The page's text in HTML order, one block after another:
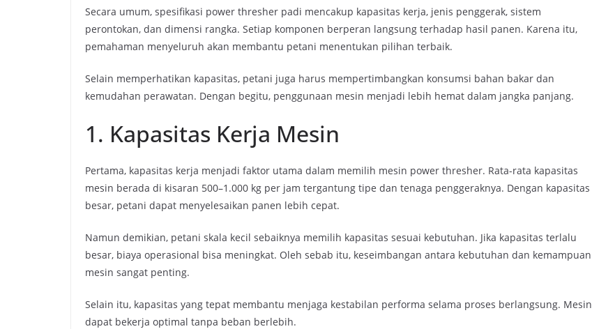
Secara umum, spesifikasi power thresher padi mencakup kapasitas kerja, jenis penggerak, sistem
perontokan, dan dimensi rangka. Setiap komponen berperan langsung terhadap hasil panen. Karena itu,
pemahaman menyeluruh akan membantu petani menentukan pilihan terbaik.
Selain memperhatikan kapasitas, petani juga harus mempertimbangkan konsumsi bahan bakar dan
kemudahan perawatan. Dengan begitu, penggunaan mesin menjadi lebih hemat dalam jangka panjang.
1. Kapasitas Kerja Mesin
Pertama, kapasitas kerja menjadi faktor utama dalam memilih mesin power thresher. Rata-rata kapasitas
mesin berada di kisaran 500–1.000 kg per jam tergantung tipe dan tenaga penggeraknya. Dengan kapasitas
besar, petani dapat menyelesaikan panen lebih cepat.
Namun demikian, petani skala kecil sebaiknya memilih kapasitas sesuai kebutuhan. Jika kapasitas terlalu
besar, biaya operasional bisa meningkat. Oleh sebab itu, keseimbangan antara kebutuhan dan kemampuan
mesin sangat penting.
Selain itu, kapasitas yang tepat membantu menjaga kestabilan performa selama proses berlangsung. Mesin
dapat bekerja optimal tanpa beban berlebih.